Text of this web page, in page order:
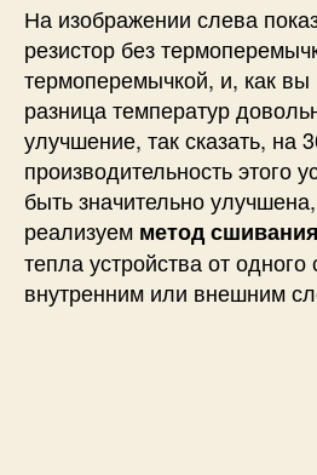
На изображении слева
резистор без
термоперемычкой, и, как вы
разница температур
улучшение, так сказать, на
производительность этого
быть значительно
реализуем метод
тепла устройства от
внутренним или внешним